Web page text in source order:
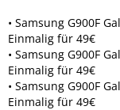
• Samsung G900F
Einmalig für 49€
• Samsung G900F
Einmalig für 49€
• Samsung G900F
Einmalig für 49€